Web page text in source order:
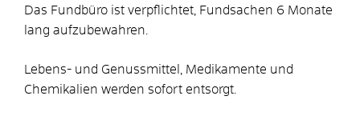
Das Fundbüro ist verpflichtet, Fundsachen 6 Monate
lang aufzubewahren.
Lebens- und Genussmittel, Medikamente und
Chemikalien werden sofort entsorgt.